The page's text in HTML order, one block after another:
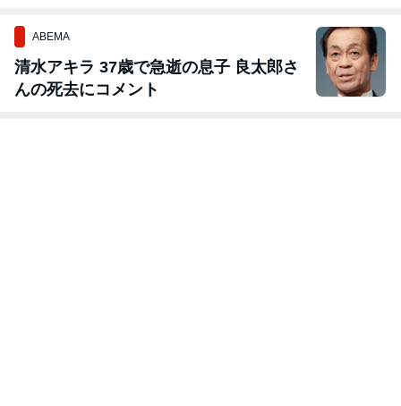
ABEMA
清水アキラ 37歳で急逝の息子 良太郎さ
んの死去にコメント